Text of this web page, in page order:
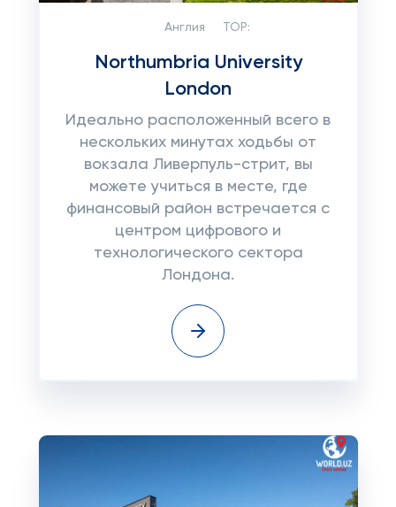
Англия TOP:
Northumbria University
London
Идеально расположенный всего в
нескольких минутах ходьбы от
вокзала Ливерпуль-стрит, вы
можете учиться в месте, где
финансовый район встречается с
центром цифрового и
технологического сектора
Лондона.